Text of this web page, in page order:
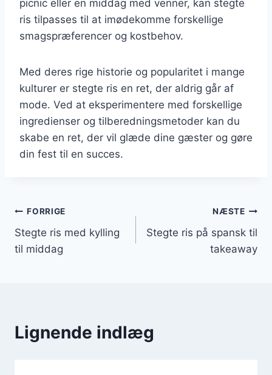
picnic eller en middag med venner, kan stegte
ris tilpasses til at imødekomme forskellige
smagspræferencer og kostbehov.
Med deres rige historie og popularitet i mange
kulturer er stegte ris en ret, der aldrig går af
mode. Ved at eksperimentere med forskellige
ingredienser og tilberedningsmetoder kan du
skabe en ret, der vil glæde dine gæster og gøre
din fest til en succes.
Indlægsnavigation
FORRIGE
Stegte ris med kylling
til middag
NÆSTE
Stegte ris på spansk til
takeaway
Lignende indlæg